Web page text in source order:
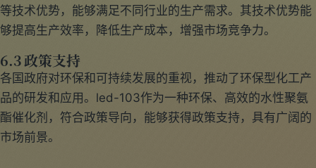
等技术优势，能够满足不同行业的生产需求。其技术优势能
够提高生产效率，降低生产成本，增强市场竞争力。
6.3 政策支持
各国政府对环保和可持续发展的重视，推动了环保型化工产
品的研发和应用。led-103作为一种环保、高效的水性聚氨
酯催化剂，符合政策导向，能够获得政策支持，具有广阔的
市场前景。